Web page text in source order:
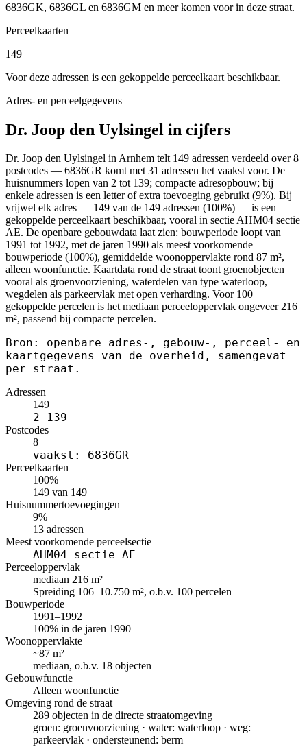
6836GK, 6836GL en 6836GM en meer komen voor in deze straat.
Perceelkaarten
149
Voor deze adressen is een gekoppelde perceelkaart beschikbaar.
Adres- en perceelgegevens
Dr. Joop den Uylsingel in cijfers
Dr. Joop den Uylsingel in Arnhem telt 149 adressen verdeeld over 8
postcodes — 6836GR komt met 31 adressen het vaakst voor. De
huisnummers lopen van 2 tot 139; compacte adresopbouw; bij
enkele adressen is een letter of extra toevoeging gebruikt (9%). Bij
vrijwel elk adres — 149 van de 149 adressen (100%) — is een
gekoppelde perceelkaart beschikbaar, vooral in sectie AHM04 sectie
AE. De openbare gebouwdata laat zien: bouwperiode loopt van
1991 tot 1992, met de jaren 1990 als meest voorkomende
bouwperiode (100%), gemiddelde woonoppervlakte rond 87 m²,
alleen woonfunctie. Kaartdata rond de straat toont groenobjecten
vooral als groenvoorziening, waterdelen van type waterloop,
wegdelen als parkeervlak met open verharding. Voor 100
gekoppelde percelen is het mediaan perceeloppervlak ongeveer 216
m², passend bij compacte percelen.
Bron: openbare adres-, gebouw-, perceel- en
kaartgegevens van de overheid, samengevat
per straat.
Adressen
149
2–139
Postcodes
8
vaakst: 6836GR
Perceelkaarten
100%
149 van 149
Huisnummertoevoegingen
9%
13 adressen
Meest voorkomende perceelsectie
AHM04 sectie AE
Perceeloppervlak
mediaan 216 m²
Spreiding 106–10.750 m², o.b.v. 100 percelen
Bouwperiode
1991–1992
100% in de jaren 1990
Woonoppervlakte
~87 m²
mediaan, o.b.v. 18 objecten
Gebouwfunctie
Alleen woonfunctie
Omgeving rond de straat
289 objecten in de directe straatomgeving
groen: groenvoorziening · water: waterloop · weg:
parkeervlak · ondersteunend: berm